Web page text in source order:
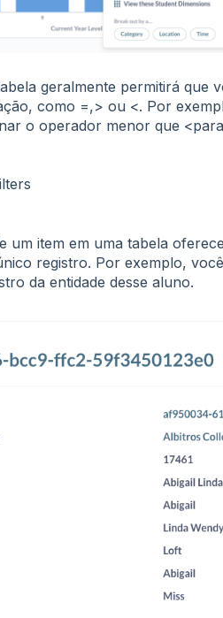
geralmente permitirá que
como =,> ou <. Por
o operador menor que
um item em uma tabela
registro. Por exemplo,
da entidade desse aluno.